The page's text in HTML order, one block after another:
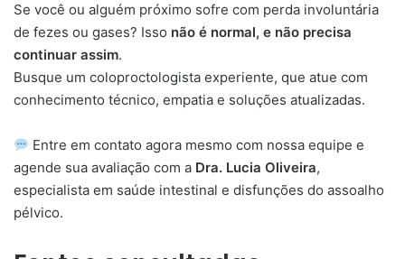
Se você ou alguém próximo sofre com perda involuntária
de fezes ou gases? Isso não é normal, e não precisa
continuar assim.
Busque um coloproctologista experiente, que atue com
conhecimento técnico, empatia e soluções atualizadas.
Entre em contato agora mesmo com nossa equipe e
agende sua avaliação com a Dra. Lucia Oliveira,
especialista em saúde intestinal e disfunções do assoalho
pélvico.